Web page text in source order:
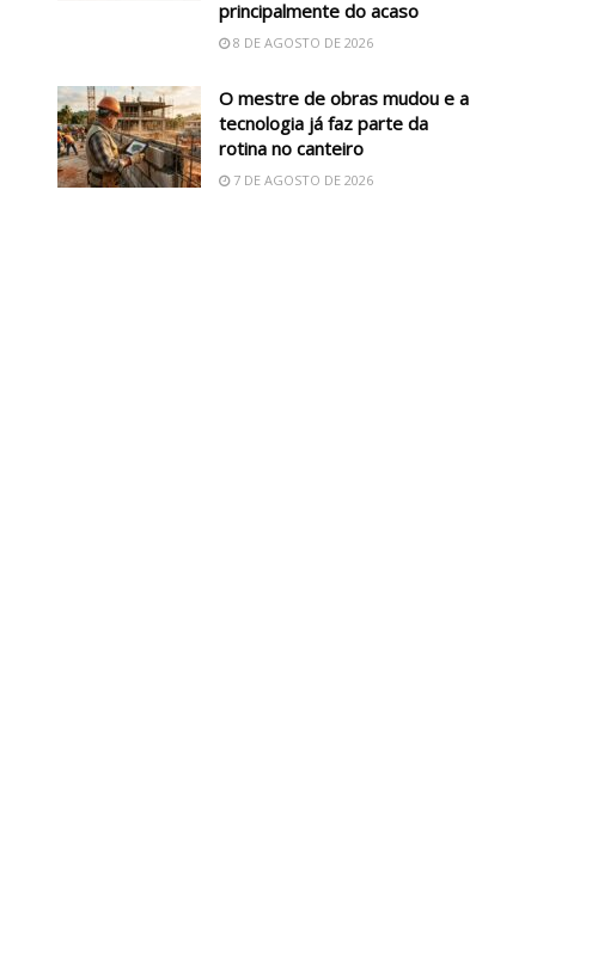
principalmente do acaso
8 DE AGOSTO DE 2026
O mestre de obras mudou e a
tecnologia já faz parte da
rotina no canteiro
7 DE AGOSTO DE 2026